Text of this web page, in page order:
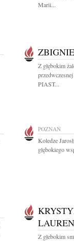
Marii...
Z głębokim
PIAST...
POZNAŃ
Koledze
głębokiego
Z głebokim